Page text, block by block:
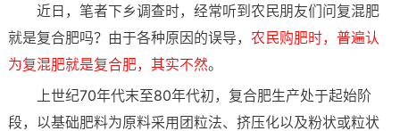
近日，笔者下乡调查时，经常听到农民朋友们问复混肥
就是复合肥吗？由于各种原因的误导， 农民购肥时，普遍认
为复混肥就是复合肥，其实不然。
上世纪70年代末至80年代初，复合肥生产处于起始阶
段，以基础肥料为原料采用团粒法、挤压化以及粉状或粒状